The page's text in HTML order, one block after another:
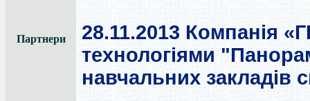
Партнери 28.11.2013 Компанія
технологіями
навчальних закладів